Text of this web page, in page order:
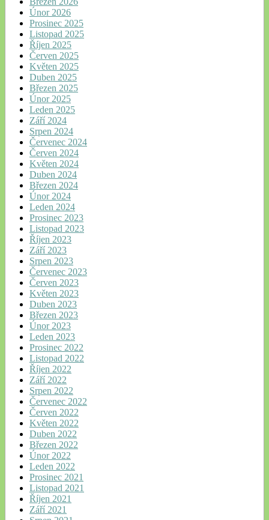
Únor 2026
Prosinec 2025
Listopad 2025
Říjen 2025
Červen 2025
Květen 2025
Duben 2025
Březen 2025
Únor 2025
Leden 2025
Září 2024
Srpen 2024
Červenec 2024
Červen 2024
Květen 2024
Duben 2024
Březen 2024
Únor 2024
Leden 2024
Prosinec 2023
Listopad 2023
Říjen 2023
Září 2023
Srpen 2023
Červenec 2023
Červen 2023
Květen 2023
Duben 2023
Březen 2023
Únor 2023
Leden 2023
Prosinec 2022
Listopad 2022
Říjen 2022
Září 2022
Srpen 2022
Červenec 2022
Červen 2022
Květen 2022
Duben 2022
Březen 2022
Únor 2022
Leden 2022
Prosinec 2021
Listopad 2021
Říjen 2021
Září 2021